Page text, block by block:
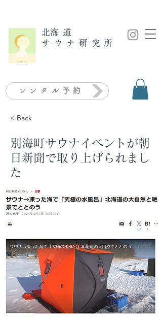
​北海道
サウナ研究所
レンタル予約
< Back
別海町サウナイベントが朝
日新聞で取り上げられまし
た